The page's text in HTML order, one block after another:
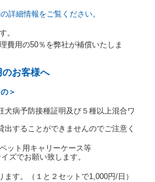
するものとします。
タカーに関する基本通達」（自
6月13日）の２．(10)及び(11)の
とは、道路交通法第９２条に規定
のうち、道路交通法施行規則第１
の書式の運転免許証をいいま
締結にあたり、借受人及び運転者
のほかに本人確認ができる書類の
出された書類の写しをとることが
結にあたり、借受期間中に借受
するための携帯電話番号等の告知
詳細情報をご覧ください。
。
費用の50％を弊社が補償いたしま
お客様へ
＞
犬病予防接種証明及び５種以上混合ワ
出することができませんのでご注意く
ット用キャリーケース等
ズでお願い致します。
す。（１と２セットで1,000円/日）